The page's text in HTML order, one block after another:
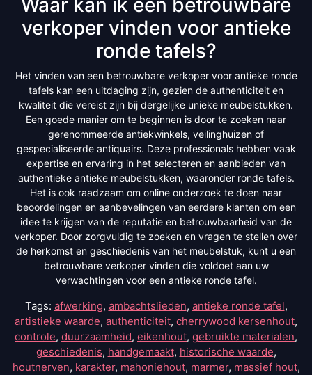
Waar kan ik een betrouwbare
verkoper vinden voor antieke
ronde tafels?
Het vinden van een betrouwbare verkoper voor antieke ronde
tafels kan een uitdaging zijn, gezien de authenticiteit en
kwaliteit die vereist zijn bij dergelijke unieke meubelstukken.
Een goede manier om te beginnen is door te zoeken naar
gerenommeerde antiekwinkels, veilinghuizen of
gespecialiseerde antiquairs. Deze professionals hebben vaak
expertise en ervaring in het selecteren en aanbieden van
authentieke antieke meubelstukken, waaronder ronde tafels.
Het is ook raadzaam om online onderzoek te doen naar
beoordelingen en aanbevelingen van eerdere klanten om een
idee te krijgen van de reputatie en betrouwbaarheid van de
verkoper. Door zorgvuldig te zoeken en vragen te stellen over
de herkomst en geschiedenis van het meubelstuk, kunt u een
betrouwbare verkoper vinden die voldoet aan uw
verwachtingen voor een antieke ronde tafel.
Tags: afwerking, ambachtslieden, antieke ronde tafel,
artistieke waarde, authenticiteit, cherrywood kersenhout,
controle, duurzaamheid, eikenhout, gebruikte materialen,
geschiedenis, handgemaakt, historische waarde,
houtnerven, karakter, mahoniehout, marmer, massief hout,